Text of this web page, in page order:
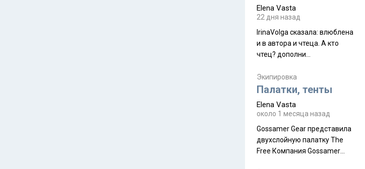
природа, мягкие
такая как бы переходная
ступень между привычной
нам Индией и остальными
надеюсь увидеть.
Elena Vasta
22 дня назад
IrinaVolga сказалa: влюблена
и в автора и чтеца. А кто
чтец? дополни
Экипировка
Палатки, тенты
Elena Vasta
около 1 месяца назад
Gossamer Gear представила
двухслойную палатку The
Free Компания Gossamer